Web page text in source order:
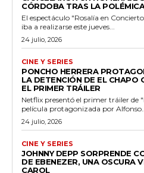
CÓRDOBA TRAS LA
El espectáculo "Rosalía en
iba a realizarse este jueves...
24 julio, 2026
CINE Y SERIES
PONCHO HERRERA
LA DETENCIÓN DE EL CHAPO
EL PRIMER TRÁILER
Netflix presentó el primer tráiler de
película protagonizada por
24 julio, 2026
CINE Y SERIES
JOHNNY DEPP SORPRENDE
DE EBENEZER, UNA OSCURA
CAROL